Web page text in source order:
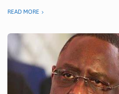
READ MORE